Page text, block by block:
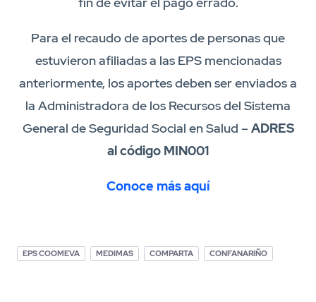
Para el recaudo de aportes de personas que
estuvieron afiliadas a las EPS mencionadas
anteriormente, los aportes deben ser enviados a
la Administradora de los Recursos del Sistema
General de Seguridad Social en Salud – ADRES
al código MIN001
Conoce más aquí
EPS COOMEVA MEDIMAS COMPARTA CONFANARIÑO